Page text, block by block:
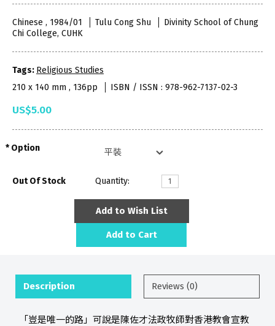
Chinese , 1984/01 Tulu Cong Shu
Divinity School of Chung
Chi College, CUHK
Tags: Religious Studies
210 x 140 mm , 136pp
ISBN / ISSN : 978-962-7137-02-3
US$5.00
Option
Out Of Stock Quantity:
Add to Wish List
Add to Cart
Description Reviews (0)
「豈是唯一的路」可說是陳佐才法政牧師對香港教會宣教